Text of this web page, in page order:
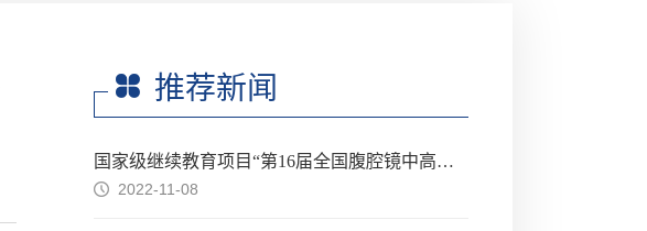
推荐新闻
国家级继续教育项目“第16届全国腹腔镜中高级手术培训班”会议通知
2022-11-08